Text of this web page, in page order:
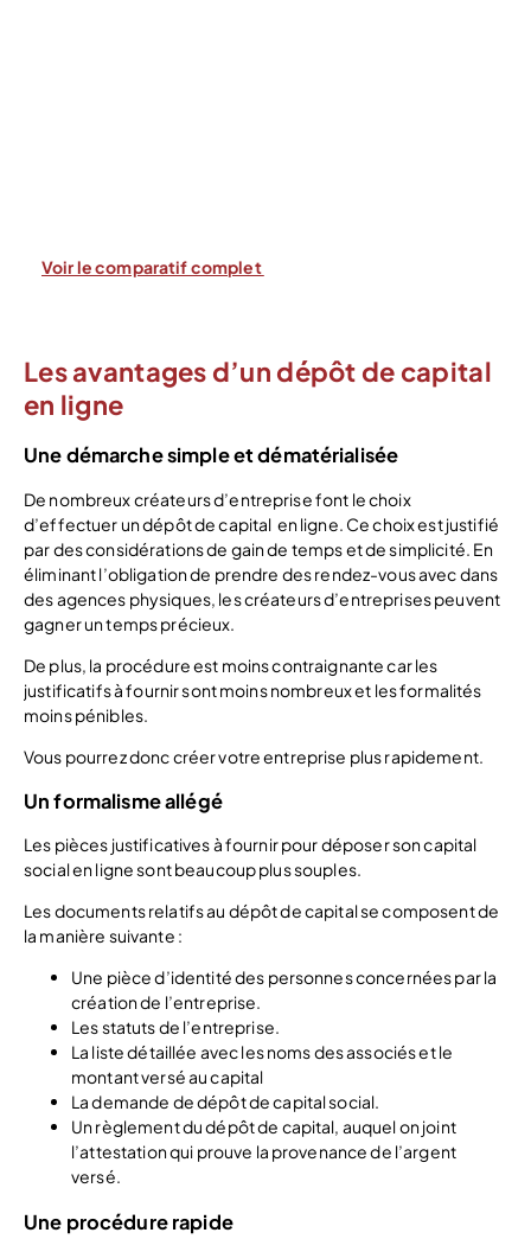
Voir le comparatif complet
Les avantages d’un dépôt de capital
en ligne
Une démarche simple et dématérialisée
De nombreux créateurs d’entreprise font le choix
d’effectuer un dépôt de capital en ligne. Ce choix est justifié
par des considérations de gain de temps et de simplicité. En
éliminant l’obligation de prendre des rendez-vous avec dans
des agences physiques, les créateurs d’entreprises peuvent
gagner un temps précieux.
De plus, la procédure est moins contraignante car les
justificatifs à fournir sont moins nombreux et les formalités
moins pénibles.
Vous pourrez donc créer votre entreprise plus rapidement.
Un formalisme allégé
Les pièces justificatives à fournir pour déposer son capital
social en ligne sont beaucoup plus souples.
Les documents relatifs au dépôt de capital se composent de
la manière suivante :
Une pièce d’identité des personnes concernées par la
création de l’entreprise.
Les statuts de l’entreprise.
La liste détaillée avec les noms des associés et le
montant versé au capital
La demande de dépôt de capital social.
Un règlement du dépôt de capital, auquel on joint
l’attestation qui prouve la provenance de l’argent
versé.
Une procédure rapide